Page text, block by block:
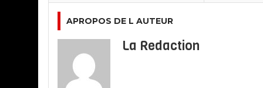
APROPOS DE L AUTEUR
La Redaction